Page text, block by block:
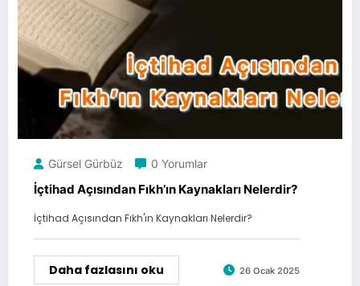
Gürsel Gürbüz 0 Yorumlar
İçtihad Açısından Fıkh’ın Kaynakları Nelerdir?
İçtihad Açısından Fıkh'ın Kaynakları Nelerdir?
Daha fazlasını oku 26 Ocak 2025